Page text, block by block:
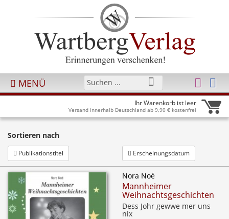
MENÜ
Ihr Warenkorb ist leer
Versand innerhalb Deutschland ab 9,90 € kostenfrei
Sortieren nach
Publikationstitel Erscheinungsdatum
Nora Noé
Mannheimer
Weihnachtsgeschichten
Dess Johr gewwe mer uns
nix